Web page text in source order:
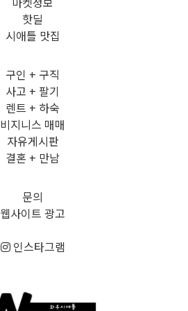
핫딜
시애틀 맛집
구인 + 구직
사고 + 팔기
렌트 + 하숙
비지니스 매매
자유게시판
결혼 + 만남
문의
웹사이트 광고
인스타그램